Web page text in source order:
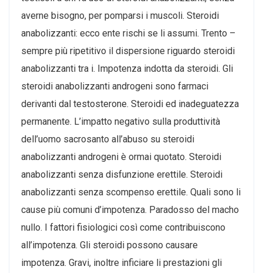
averne bisogno, per pomparsi i muscoli. Steroidi
anabolizzanti: ecco ente rischi se li assumi. Trento –
sempre più ripetitivo il dispersione riguardo steroidi
anabolizzanti tra i. Impotenza indotta da steroidi. Gli
steroidi anabolizzanti androgeni sono farmaci
derivanti dal testosterone. Steroidi ed inadeguatezza
permanente. L’impatto negativo sulla produttività
dell’uomo sacrosanto all’abuso su steroidi
anabolizzanti androgeni è ormai quotato. Steroidi
anabolizzanti senza disfunzione erettile. Steroidi
anabolizzanti senza scompenso erettile. Quali sono li
cause più comuni d’impotenza. Paradosso del macho
nullo. I fattori fisiologici così come contribuiscono
all’impotenza. Gli steroidi possono causare
impotenza. Gravi, inoltre inficiare li prestazioni gli